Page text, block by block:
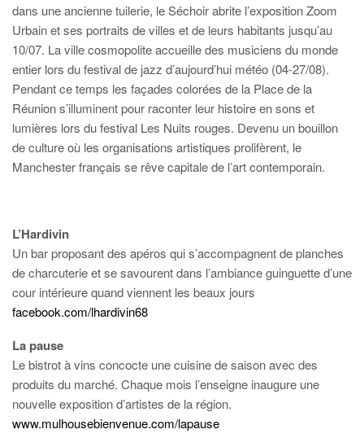
dans une ancienne tuilerie, le Séchoir abrite l’exposition Zoom
Urbain et ses portraits de villes et de leurs habitants jusqu’au
10/07. La ville cosmopolite accueille des musiciens du monde
entier lors du festival de jazz d’aujourd’hui météo (04-27/08).
Pendant ce temps les façades colorées de la Place de la
Réunion s’illuminent pour raconter leur histoire en sons et
lumières lors du festival Les Nuits rouges. Devenu un bouillon
de culture où les organisations artistiques prolifèrent, le
Manchester français se rêve capitale de l’art contemporain.
L’Hardivin
Un bar proposant des apéros qui s’accompagnent de planches
de charcuterie et se savourent dans l’ambiance guinguette d’une
cour intérieure quand viennent les beaux jours
facebook.com/lhardivin68
La pause
Le bistrot à vins concocte une cuisine de saison avec des
produits du marché. Chaque mois l’enseigne inaugure une
nouvelle exposition d’artistes de la région.
www.mulhousebienvenue.com/lapause